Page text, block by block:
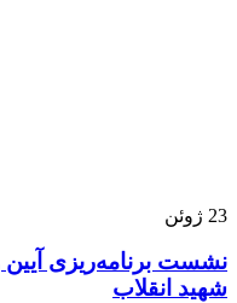
23 ژوئن
نشست برنامه‌ریزی آیین
شهید انقلاب